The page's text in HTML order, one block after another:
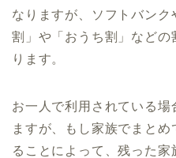
なりますが、ソフトバン
割」や「おうち割」などの
ります。
お一人で利用されている
ますが、もし家族でまと
ることによって、残った